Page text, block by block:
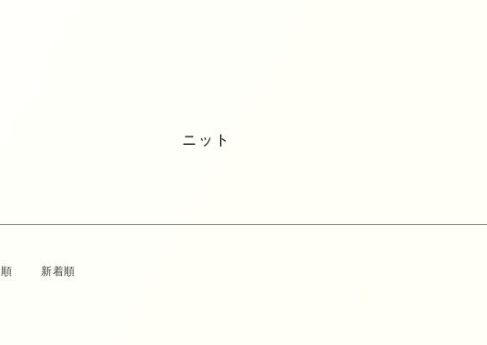
ニット
新着順